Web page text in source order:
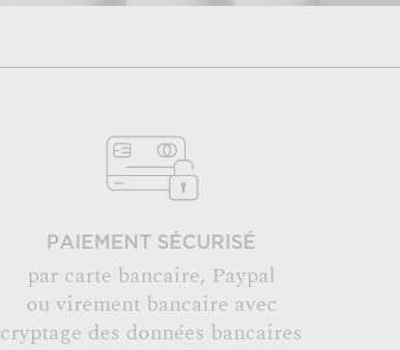
PAIEMENT SÉCURISÉ
par carte bancaire, Paypal
ou virement bancaire avec
cryptage des données bancaires